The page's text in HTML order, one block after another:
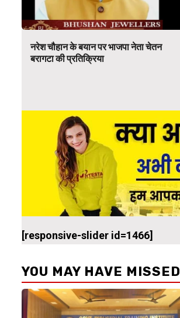
नरेश चौहान के बयान पर भाजपा नेता चेतन
बरागटा की प्रतिक्रिया
[responsive-slider id=1466]
YOU MAY HAVE MISSED